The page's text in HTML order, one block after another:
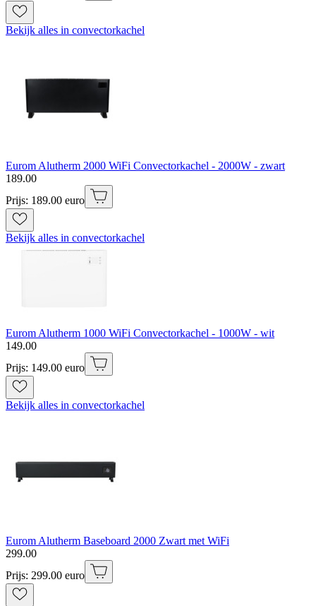
Bekijk alles in convectorkachel
Eurom Alutherm 2000 WiFi Convectorkachel - 2000W - zwart
189.00
Prijs: 189.00 euro
Bekijk alles in convectorkachel
Eurom Alutherm 1000 WiFi Convectorkachel - 1000W - wit
149.00
Prijs: 149.00 euro
Bekijk alles in convectorkachel
Eurom Alutherm Baseboard 2000 Zwart met WiFi
299.00
Prijs: 299.00 euro